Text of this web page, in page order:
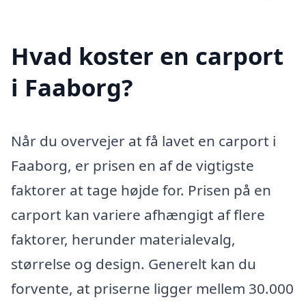
Hvad koster en carport
i Faaborg?
Når du overvejer at få lavet en carport i
Faaborg, er prisen en af de vigtigste
faktorer at tage højde for. Prisen på en
carport kan variere afhængigt af flere
faktorer, herunder materialevalg,
størrelse og design. Generelt kan du
forvente, at priserne ligger mellem 30.000